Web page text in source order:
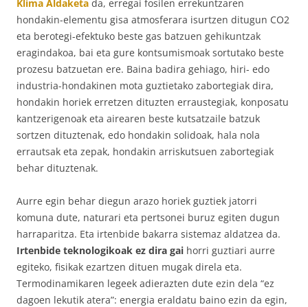
Klima Aldaketa da, erregai fosilen errekuntzaren
hondakin-elementu gisa atmosferara isurtzen ditugun CO2
eta berotegi-efektuko beste gas batzuen gehikuntzak
eragindakoa, bai eta gure kontsumismoak sortutako beste
prozesu batzuetan ere. Baina badira gehiago, hiri- edo
industria-hondakinen mota guztietako zabortegiak dira,
hondakin horiek erretzen dituzten erraustegiak, konposatu
kantzerigenoak eta airearen beste kutsatzaile batzuk
sortzen dituztenak, edo hondakin solidoak, hala nola
errautsak eta zepak, hondakin arriskutsuen zabortegiak
behar dituztenak.
Aurre egin behar diegun arazo horiek guztiek jatorri
komuna dute, naturari eta pertsonei buruz egiten dugun
harraparitza. Eta irtenbide bakarra sistemaz aldatzea da.
Irtenbide teknologikoak ez dira gai horri guztiari aurre
egiteko, fisikak ezartzen dituen mugak direla eta.
Termodinamikaren legeek adierazten dute ezin dela “ez
dagoen lekutik atera”: energia eraldatu baino ezin da egin,